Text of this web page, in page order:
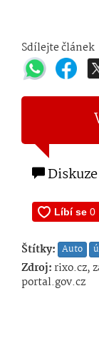
Sdílejte článek
Diskuze
Štítky: Auto
Zdroj:rixo.cz,
portal.gov.cz